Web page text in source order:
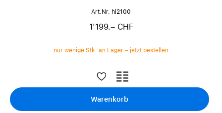
Art.Nr. hl2100
1'199.– CHF
nur wenige Stk. an Lager – jetzt bestellen
Warenkorb